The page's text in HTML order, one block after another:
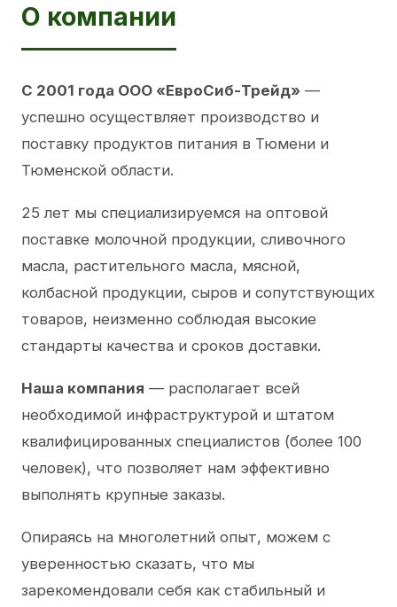
О компании
С 2001 года ООО «ЕвроСиб-Трейд» —
успешно осуществляет производство и
поставку продуктов питания в Тюмени и
Тюменской области.
25 лет мы специализируемся на оптовой
поставке молочной продукции, сливочного
масла, растительного масла, мясной,
колбасной продукции, сыров и сопутствующих
товаров, неизменно соблюдая высокие
стандарты качества и сроков доставки.
Наша компания — располагает всей
необходимой инфраструктурой и штатом
квалифицированных специалистов (более 100
человек), что позволяет нам эффективно
выполнять крупные заказы.
Опираясь на многолетний опыт, можем с
уверенностью сказать, что мы
зарекомендовали себя как стабильный и